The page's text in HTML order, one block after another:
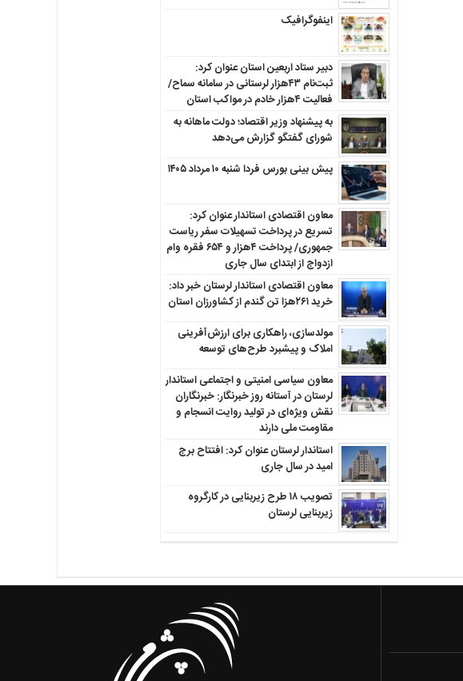
اینفوگرافیک
دبیر ستاد اربعین استان عنوان کرد:
ثبت‌نام ۴۳هزار لرستانی در سامانه سماح/
فعالیت ۴هزار خادم در مواکب استان
به پیشنهاد وزیر اقتصاد؛ دولت ماهانه به
شورای گفتگو گزارش می‌دهد
پیش بینی بورس فردا شنبه ۱۰ مرداد ۱۴۰۵
معاون اقتصادی استاندار عنوان کرد:
تسریع در پرداخت تسهیلات سفر ریاست
جمهوری/ پرداخت ۴هزار و ۶۵۴ فقره وام
ازدواج از ابتدای سال جاری
معاون اقتصادی استاندار لرستان خبر داد:
خرید ۲۶۱هزا تن گندم از کشاورزان استان
مولدسازی، راهکاری برای ارزش‌آفرینی
املاک و پیشبرد طرح‌های توسعه
معاون سیاسی امنیتی و اجتماعی استاندار
لرستان در آستانه روز خبرنگار: خبرنگاران
نقش ویژه‌ای در تولید روایت انسجام و
مقاومت ملی دارند
استاندار لرستان عنوان کرد: افتتاح برج
امید در سال جاری
تصویب ۱۸ طرح زیربنایی در کارگروه
زیربنایی لرستان